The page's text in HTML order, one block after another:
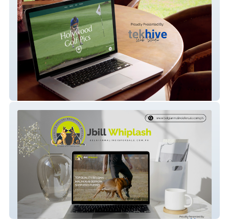
Holywood Golf Pics
JBILL Whiplash